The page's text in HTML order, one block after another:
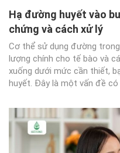
Hạ đường huyết vào
chứng và cách xử lý
Cơ thể sử dụng đường
lượng chính cho tế bào và
xuống dưới mức cần thiết,
huyết. Đây là một vấn đề có